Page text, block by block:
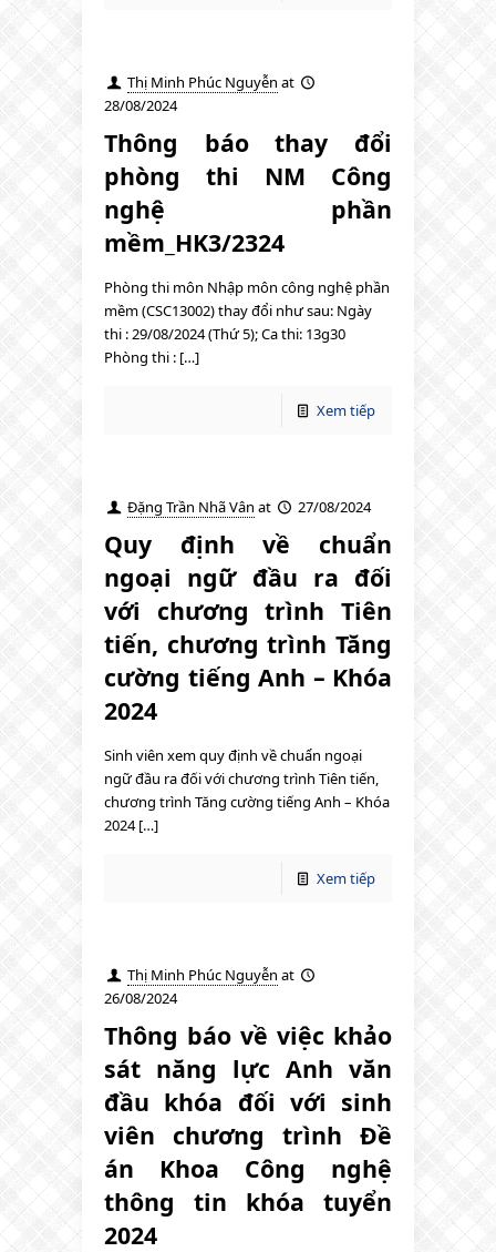
Thị Minh Phúc Nguyễn at
28/08/2024
Thông báo thay đổi
phòng thi NM Công
nghệ phần
mềm_HK3/2324
Phòng thi môn Nhập môn công nghệ phần
mềm (CSC13002) thay đổi như sau: Ngày
thi : 29/08/2024 (Thứ 5); Ca thi: 13g30
Phòng thi : […]
Xem tiếp
Đặng Trần Nhã Vân at 27/08/2024
Quy định về chuẩn
ngoại ngữ đầu ra đối
với chương trình Tiên
tiến, chương trình Tăng
cường tiếng Anh – Khóa
2024
Sinh viên xem quy định về chuẩn ngoại
ngữ đầu ra đối với chương trình Tiên tiến,
chương trình Tăng cường tiếng Anh – Khóa
2024 […]
Xem tiếp
Thị Minh Phúc Nguyễn at
26/08/2024
Thông báo về việc khảo
sát năng lực Anh văn
đầu khóa đối với sinh
viên chương trình Đề
án Khoa Công nghệ
thông tin khóa tuyển
2024